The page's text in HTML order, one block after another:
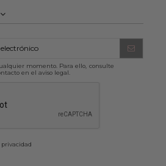
momento. Para ello, consulte
en el aviso legal.